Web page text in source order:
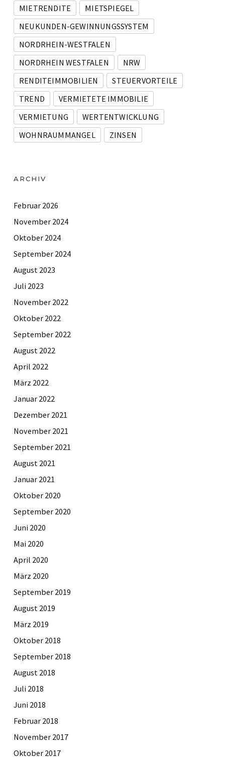
MIETRENDITE
MIETSPIEGEL
NEUKUNDEN-GEWINNUNGSSYSTEM
NORDRHEIN-WESTFALEN
NORDRHEIN WESTFALEN
NRW
RENDITEIMMOBILIEN
STEUERVORTEILE
TREND
VERMIETETE IMMOBILIE
VERMIETUNG
WERTENTWICKLUNG
WOHNRAUMMANGEL
ZINSEN
ARCHIV
Februar 2026
November 2024
Oktober 2024
September 2024
August 2023
Juli 2023
November 2022
Oktober 2022
September 2022
August 2022
April 2022
März 2022
Januar 2022
Dezember 2021
November 2021
September 2021
August 2021
Januar 2021
Oktober 2020
September 2020
Juni 2020
Mai 2020
April 2020
März 2020
September 2019
August 2019
März 2019
Oktober 2018
September 2018
August 2018
Juli 2018
Juni 2018
Februar 2018
November 2017
Oktober 2017